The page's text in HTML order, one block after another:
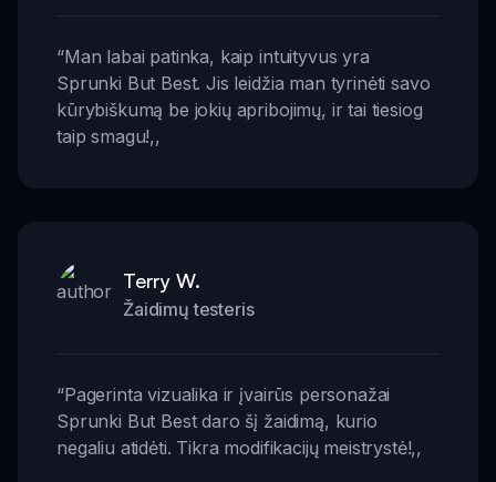
“Man labai patinka, kaip intuityvus yra
Sprunki But Best. Jis leidžia man tyrinėti savo
kūrybiškumą be jokių apribojimų, ir tai tiesiog
taip smagu!,,
Terry W.
Žaidimų testeris
“Pagerinta vizualika ir įvairūs personažai
Sprunki But Best daro šį žaidimą, kurio
negaliu atidėti. Tikra modifikacijų meistrystė!,,